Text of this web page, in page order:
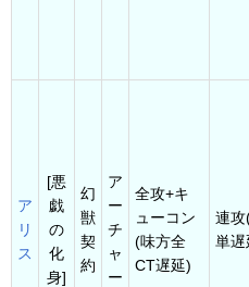
ア
リ
ス
[悪
戯
の
化
身]
幻
獣
契
約
ア
ー
チ
ャ
ー
全攻+キ
ューコン
(味方全
CT遅延)
連
単遅